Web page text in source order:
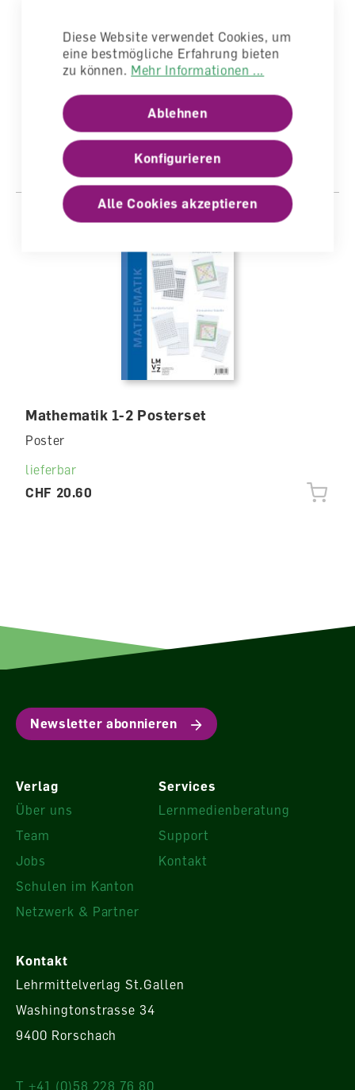
Mathematik 1 Lösungen
Lösungen, Begleitband für Lehrperson
lieferbar
CHF 27.10
Mathematik 1-2 Posterset
Poster
lieferbar
CHF 20.60
Newsletter abonnieren
Verlag
Über uns
Team
Jobs
Schulen im Kanton
Netzwerk & Partner
Services
Lernmedienberatung
Support
Kontakt
Kontakt
Lehrmittelverlag St.Gallen
Washingtonstrasse 34
9400 Rorschach
T +41 (0)58 228 76 80
Diese Website verwendet Cookies, um
eine bestmögliche Erfahrung bieten
zu können. Mehr Informationen ...
Ablehnen
Konfigurieren
Alle Cookies akzeptieren